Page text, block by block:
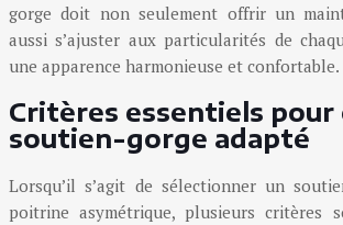
gorge doit non seulement offrir un
aussi s’ajuster aux particularités de
une apparence harmonieuse et confortable.
Critères essentiels pour
soutien-gorge adapté
Lorsqu’il s’agit de sélectionner un
poitrine asymétrique, plusieurs critères